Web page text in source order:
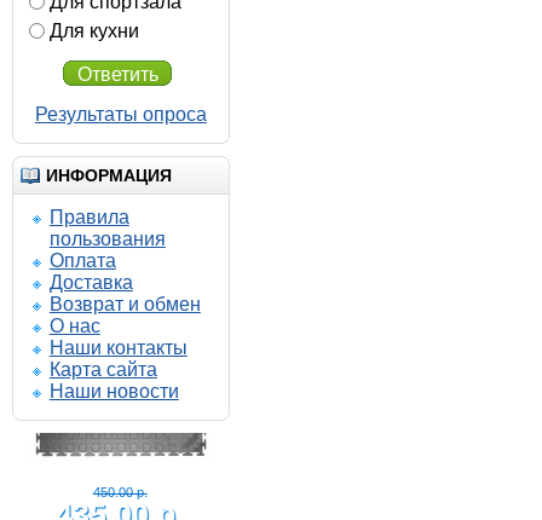
Для кухни
Ответить
Результаты опроса
ИНФОРМАЦИЯ
Правила
пользования
Оплата
Доставка
Возврат и обмен
О нас
Наши контакты
Карта сайта
Наши новости